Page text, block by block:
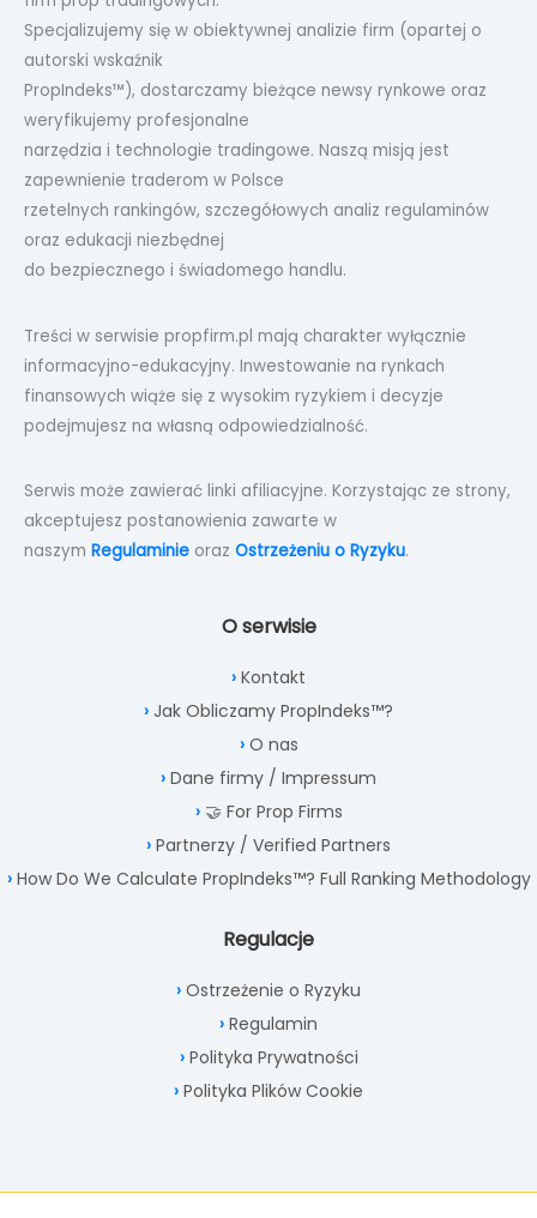
Specjalizujemy się w obiektywnej analizie firm (opartej o
autorski wskaźnik
PropIndeks™), dostarczamy bieżące newsy rynkowe oraz
weryfikujemy profesjonalne
narzędzia i technologie tradingowe. Naszą misją jest
zapewnienie traderom w Polsce
rzetelnych rankingów, szczegółowych analiz regulaminów
oraz edukacji niezbędnej
do bezpiecznego i świadomego handlu.
Treści w serwisie propfirm.pl mają charakter wyłącznie
informacyjno-edukacyjny. Inwestowanie na rynkach
finansowych wiąże się z wysokim ryzykiem i decyzje
podejmujesz na własną odpowiedzialność.
Serwis może zawierać linki afiliacyjne. Korzystając ze strony,
akceptujesz postanowienia zawarte w
naszym Regulaminie oraz Ostrzeżeniu o Ryzyku.
O serwisie
Kontakt
Jak Obliczamy PropIndeks™?
O nas
Dane firmy / Impressum
🤝 For Prop Firms
Partnerzy / Verified Partners
How Do We Calculate PropIndeks™? Full Ranking Methodology
Regulacje
Ostrzeżenie o Ryzyku
Regulamin
Polityka Prywatności
Polityka Plików Cookie